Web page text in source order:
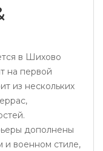
в Шихово
на первой
из нескольких
дополнены
и военном стиле,